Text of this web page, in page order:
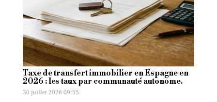
Taxe de transfert immobilier en Espagne en
2026 : les taux par communauté autonome.
30 juillet 2026 09:55